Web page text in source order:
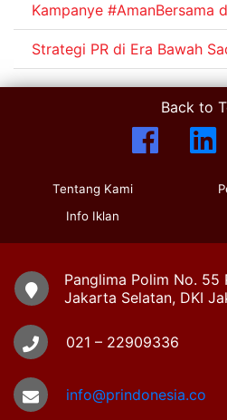
Kampanye #AmanBersama
Strategi PR di Era Bawah
Back to
Tentang Kami
Info Iklan
Panglima Polim No. 55
Jakarta Selatan, DKI
021 – 22909336
info@prindonesia.co